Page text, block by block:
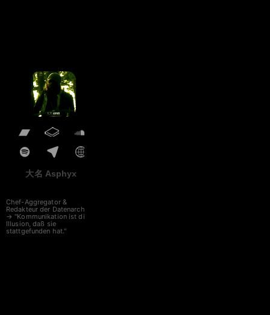
大名 Asphyx
Chef-Aggregator &
Redakteur der Datenarche
→ "Kommunikation ist die
Illusion, daß sie
stattgefunden hat."